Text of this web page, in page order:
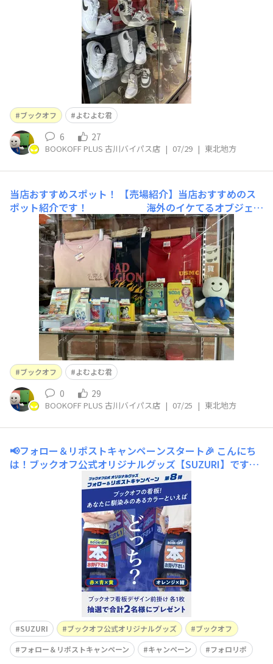
ブックオフ よむよむ君
6 27
BOOKOFF PLUS 古川バイパス店 | 07/29 | 東北地方
当店おすすめスポット！
【売場紹介】当店おすすめのス
ポット紹介です！ 海外のイケてるオブジェに
海外バンドのＴシャツなどございます！ Tシ
ャツに書いているBad Religionというバンドは
曲もカッコイイので是非聴いてみてください！
代表曲のアメリカン・ジーザス特におすすめです！
ブックオフ よむよむ君
0 29
BOOKOFF PLUS 古川バイパス店 | 07/25 | 東北地方
📢フォロー＆リポストキャンペーンスタート🎉 こんにち
は！ブックオフ公式オリジナルグッズ【SUZURI】です！
＼ 本日から ／フォロー＆リポストキャンペーン開催で
す🎉お待たせしました！待望のフォロリポCP第８弾🌟テ
ーマは…「ブックオフの看板！ あなたに馴染みのあるデ
ザインといえばどっち!?」そう言えばどっちだっけ？？👀
よく見る看板、近所のブック
SUZURI ブックオフ公式オリジナルグッズ
ブックオフ
フォロー＆リポストキャンペーン
キャンペーン フォロリポ